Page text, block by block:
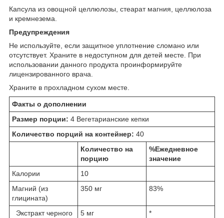
Капсула из овощной целлюлозы, стеарат магния, целлюлоза
и кремнезема.
Предупреждения
Не используйте, если защитное уплотнение сломано или
отсутствует. Храните в недоступном для детей месте. При
использовании данного продукта проинформируйте
лицензированного врача.
Храните в прохладном сухом месте.
Факты о дополнении
Размер порции: 4 Вегетарианские кепки
Количество порций на контейнер: 40
Количество на
порцию
%Ежедневное
значение
Калории
10
Магний (из
глицината)
350 мг 83%
Экстракт черного
5 мг *